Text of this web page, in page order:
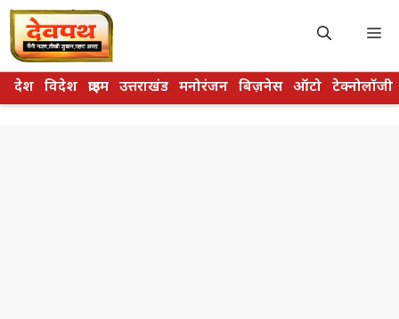
Skip
to
content
देश विदेश क्राइम उत्तराखंड मनोरंजन बिज़नेस ऑटो टेक्नोलॉजी